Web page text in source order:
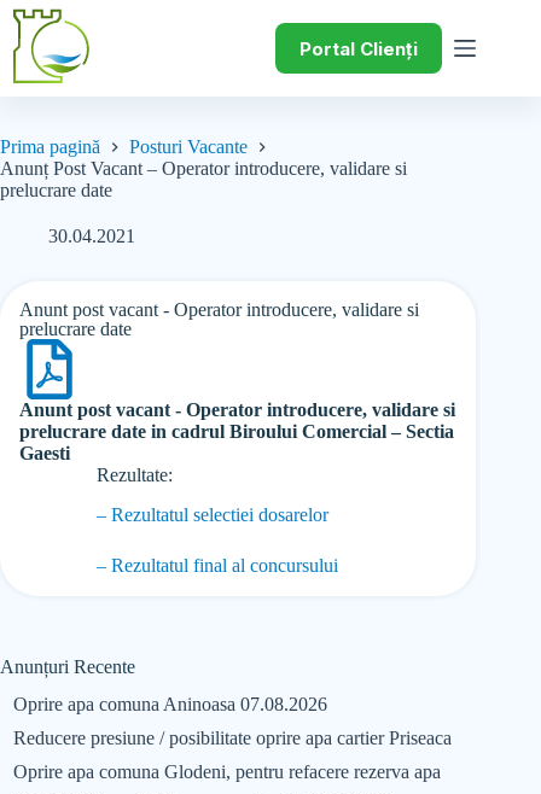
Portal Clienți
Prima pagină
Posturi Vacante
Anunț Post Vacant – Operator introducere, validare si
prelucrare date
30.04.2021
Anunt post vacant - Operator introducere, validare si
prelucrare date
Anunt post vacant - Operator introducere, validare si
prelucrare date in cadrul Biroului Comercial – Sectia
Gaesti
Rezultate:
– Rezultatul selectiei dosarelor
– Rezultatul final al concursului
Anunțuri Recente
Oprire apa comuna Aninoasa 07.08.2026
Reducere presiune / posibilitate oprire apa cartier Priseaca
Oprire apa comuna Glodeni, pentru refacere rezerva apa